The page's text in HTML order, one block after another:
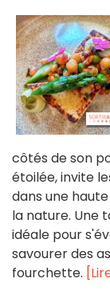
côtés de son
étoilée, invite
dans une
la nature. Une
idéale pour
savourer des
fourchette.